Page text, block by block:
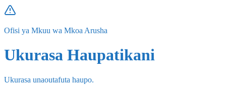
Ofisi ya Mkuu wa Mkoa Arusha
Ukurasa Haupatikani
Ukurasa unaoutafuta haupo.